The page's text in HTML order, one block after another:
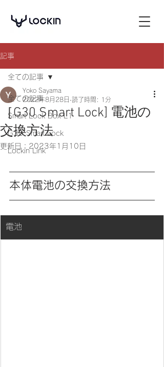
記事
全ての記事
Smart Lock Box L1
G30 Smart Lock
Lockin Link
全ての記事
［G30 Smart Lock] 電池の
交換方法
Yoko Sayama
2022年8月28日 読了時間: 1分
更新日： 2023年1月10日
本体電池の交換方法
​電池